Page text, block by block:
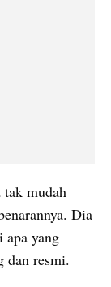
mudah
apa yang
dan resmi.